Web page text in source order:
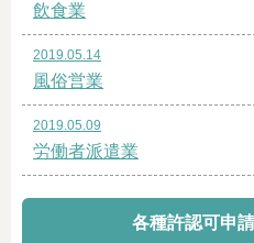
飲食業
2019.05.14
風俗営業
2019.05.09
労働者派遣業
各種許認可申